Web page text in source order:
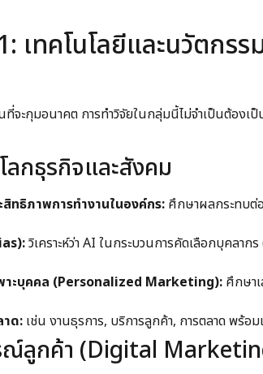
เทคโนโลยีและนวัตกร
จะกุมอนาคต การทำวิจัยในกลุ่มนี้ไม่จำเป็นต้อง
กธุรกิจและสังคม
ทธิภาพการทำงานในองค์กร: ศึกษาผลกระทบ
วิเคราะห์ว่า AI ในกระบวนการคัดเลือกบุคล
าะบุคคล (Personalized Marketing): ศึกษา
ด: เช่น งานธุรการ, บริการลูกค้า, การตลาด พร้อ
ณ์ลูกค้า (Digital